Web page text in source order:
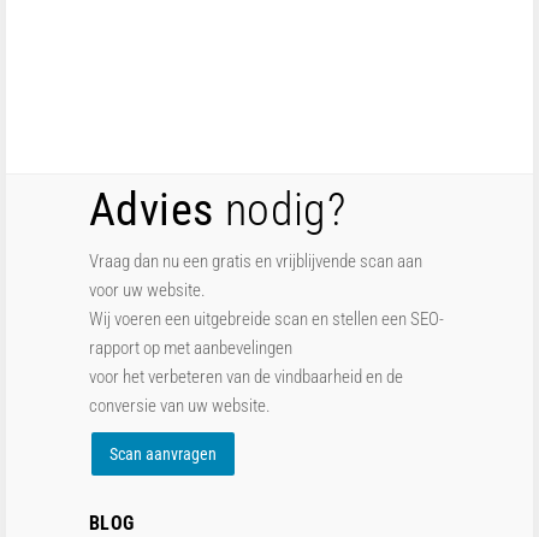
Advies nodig?
Vraag dan nu een gratis en vrijblijvende scan aan
voor uw website.
Wij voeren een uitgebreide scan en stellen een SEO-
rapport op met aanbevelingen
voor het verbeteren van de vindbaarheid en de
conversie van uw website.
Scan aanvragen
BLOG